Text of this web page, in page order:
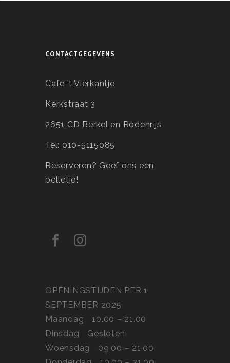
CONTACTGEGEVENS
Cafe ’t Vierkantje
Kerkstraat 3
2651 CD Berkel en Rodenrijs
Tel: 010-5115085
Reserveren? Geef ons een
belletje!
OPENINGSTIJDEN PER 1
SEPTEMBER 2025
Maandag
10.00 – 21.00
Dinsdag
Gesloten
Woensdag
09.00 – 21.00